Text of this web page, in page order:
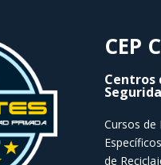
CEP
Centros
Cursos de
de